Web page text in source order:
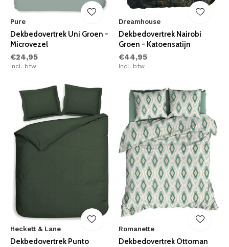
Pure
Dekbedovertrek Uni Groen -
Microvezel
€24,95
Incl. btw
Dreamhouse
Dekbedovertrek Nairobi
Groen - Katoensatijn
€44,95
Incl. btw
Heckett & Lane
Dekbedovertrek Punto
Romanette
Dekbedovertrek Ottoman